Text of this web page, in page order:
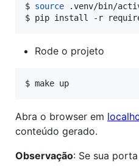
$ source
$
Rode o projeto
$ make up
Abra o browser em
conteúdo gerado.
Observação: Se sua